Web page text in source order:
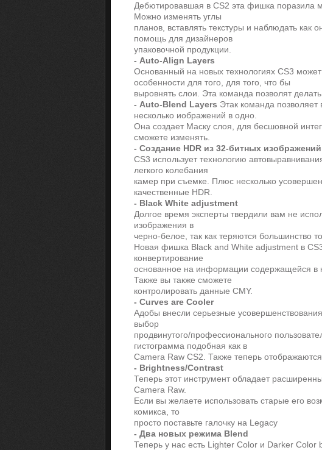
Дебютировавшая в CS2 эта фишка поразила
Можно изменять углы
планов, вставлять текстуры и наблюдать как
помощь для дизайнеров
упаковочной продукции.
- Auto-Align Layers
Основанный на новых технологиях CS3
особенности для того, для того, что бы
выровнять слои. Эта команда позволят
- Auto-Blend Layers Этак команда позволяет
несколько иображений в одно.
Она создает Маску слоя, для бесшовной
сможете изменять.
- Создание HDR из 32-битных изображений
CS3 использует технологию
легкого колебания
камер при съемке. Плюс несколько
качественные HDR.
- Black White adjustment
Долгое время эксперты твердили вам не
изображения в
черно-белое, так как теряются большинство
Новая фишка Black and White adjustment в
конвертирование
основанное на информации содержащейся в
Также вы также сможете
контролировать данные CMY.
- Curves are Cooler
Адобы внесли серьезные
выбор
продвинутого/профессионального
гистограмма подобная как в
Camera Raw CS2. Также теперь
- Brightness/Contrast
Теперь этот инструмент обладает
Camera Raw.
Если вы желаете использовать старые его
комикса, то
просто поставьте галочку на Legacy
- Два новых режима Blend
Теперь у нас есть Lighter Color и Darker Color